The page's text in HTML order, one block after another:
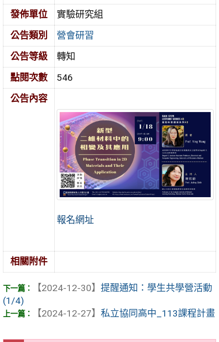
發佈單位
實驗研究組
公告類別
營會研習
公告等級
轉知
點閱次數
546
公告內容
報名網址
相關附件
【2024-12-30】 提醒通知：學生共學營活動
(1/4)
【2024-12-27】 私立協同高中_113課程計畫